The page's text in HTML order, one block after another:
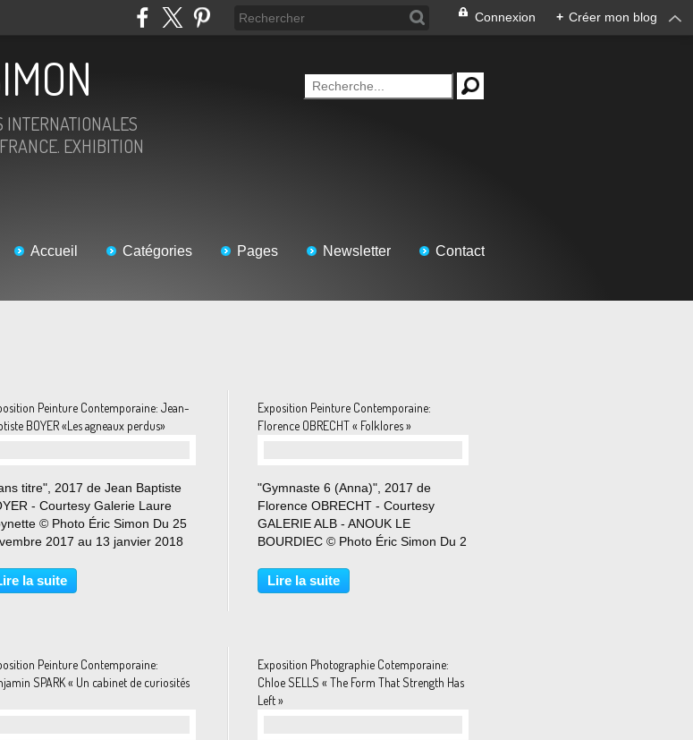
Connexion + Créer mon blog
INTERNATIONALES
EXHIBITION
Accueil Catégories Pages Newsletter Contact
Peinture Contemporaine: Jean-
BOYER «Les agneaux perdus»
titre", 2017 de Jean Baptiste
- Courtesy Galerie Laure
© Photo Éric Simon Du 25
2017 au 13 janvier 2018
Goya. A l’instant même où
ténèbres s’abîment dans le jour,
la suite
Exposition Peinture Contemporaine:
Florence OBRECHT « Folklores »
"Gymnaste 6 (Anna)", 2017 de
Florence OBRECHT - Courtesy
GALERIE ALB - ANOUK LE
BOURDIEC © Photo Éric Simon Du 2
Florence Obrecht aime à parer ses
modèles, les vêtir et les mettre en
Lire la suite
Peinture Contemporaine:
SPARK « Un cabinet de curiosités
Exposition Photographie Cotemporaine:
Chloe SELLS « The Form That Strength Has
Left »